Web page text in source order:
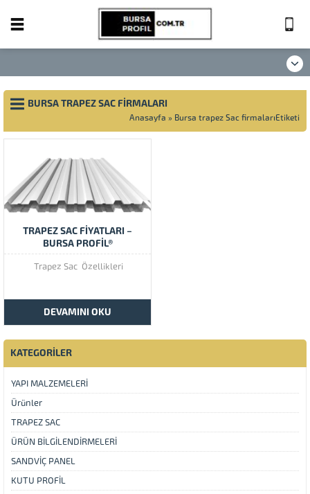
BURSA TRAPEZ SAC FIRMALARI
Anasayfa » Bursa trapez Sac firmalarıEtiketi
TRAPEZ SAC FİYATLARI –
BURSA PROFİL®
Trapez Sac Özellikleri
DEVAMINI OKU
KATEGORİLER
YAPI MALZEMELERİ
Ürünler
TRAPEZ SAC
ÜRÜN BİLGİLENDİRMELERİ
SANDVİÇ PANEL
KUTU PROFİL